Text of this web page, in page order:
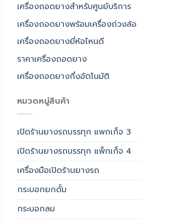
เครื่องถอดยางสำหรับศูนย์บริการ
เครื่องถอดยางพร้อมเครื่องถ่วงล้อ
เครื่องถอดยางยี่ห้อไหนดี
ราคาเครื่องถอดยาง
เครื่องถอดยางกึ่งอัตโนมัติ
หมวดหมู่สินค้า
เปิดร้านยางรถบรรทุก แพกเก็จ 3
เปิดร้านยางรถบรรทุก แพ็กเก็จ 4
เครื่องมือเปิดร้านยางรถ
กระบอกยกดั้ม
กระบอกลม